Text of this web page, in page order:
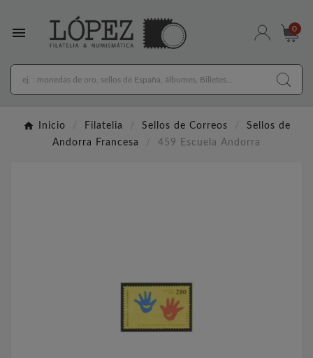
 0
Inicio Filatelia Sellos de Correos
Sellos de
Andorra Francesa
459 Escuela Andorra